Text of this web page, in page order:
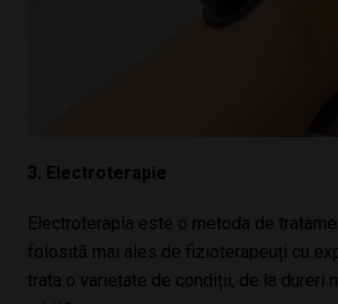
3. Electroterapie
Electroterapia este o metoda de
folosită mai ales de fizioterapeuți cu
trata o varietate de condiții, de la dureri